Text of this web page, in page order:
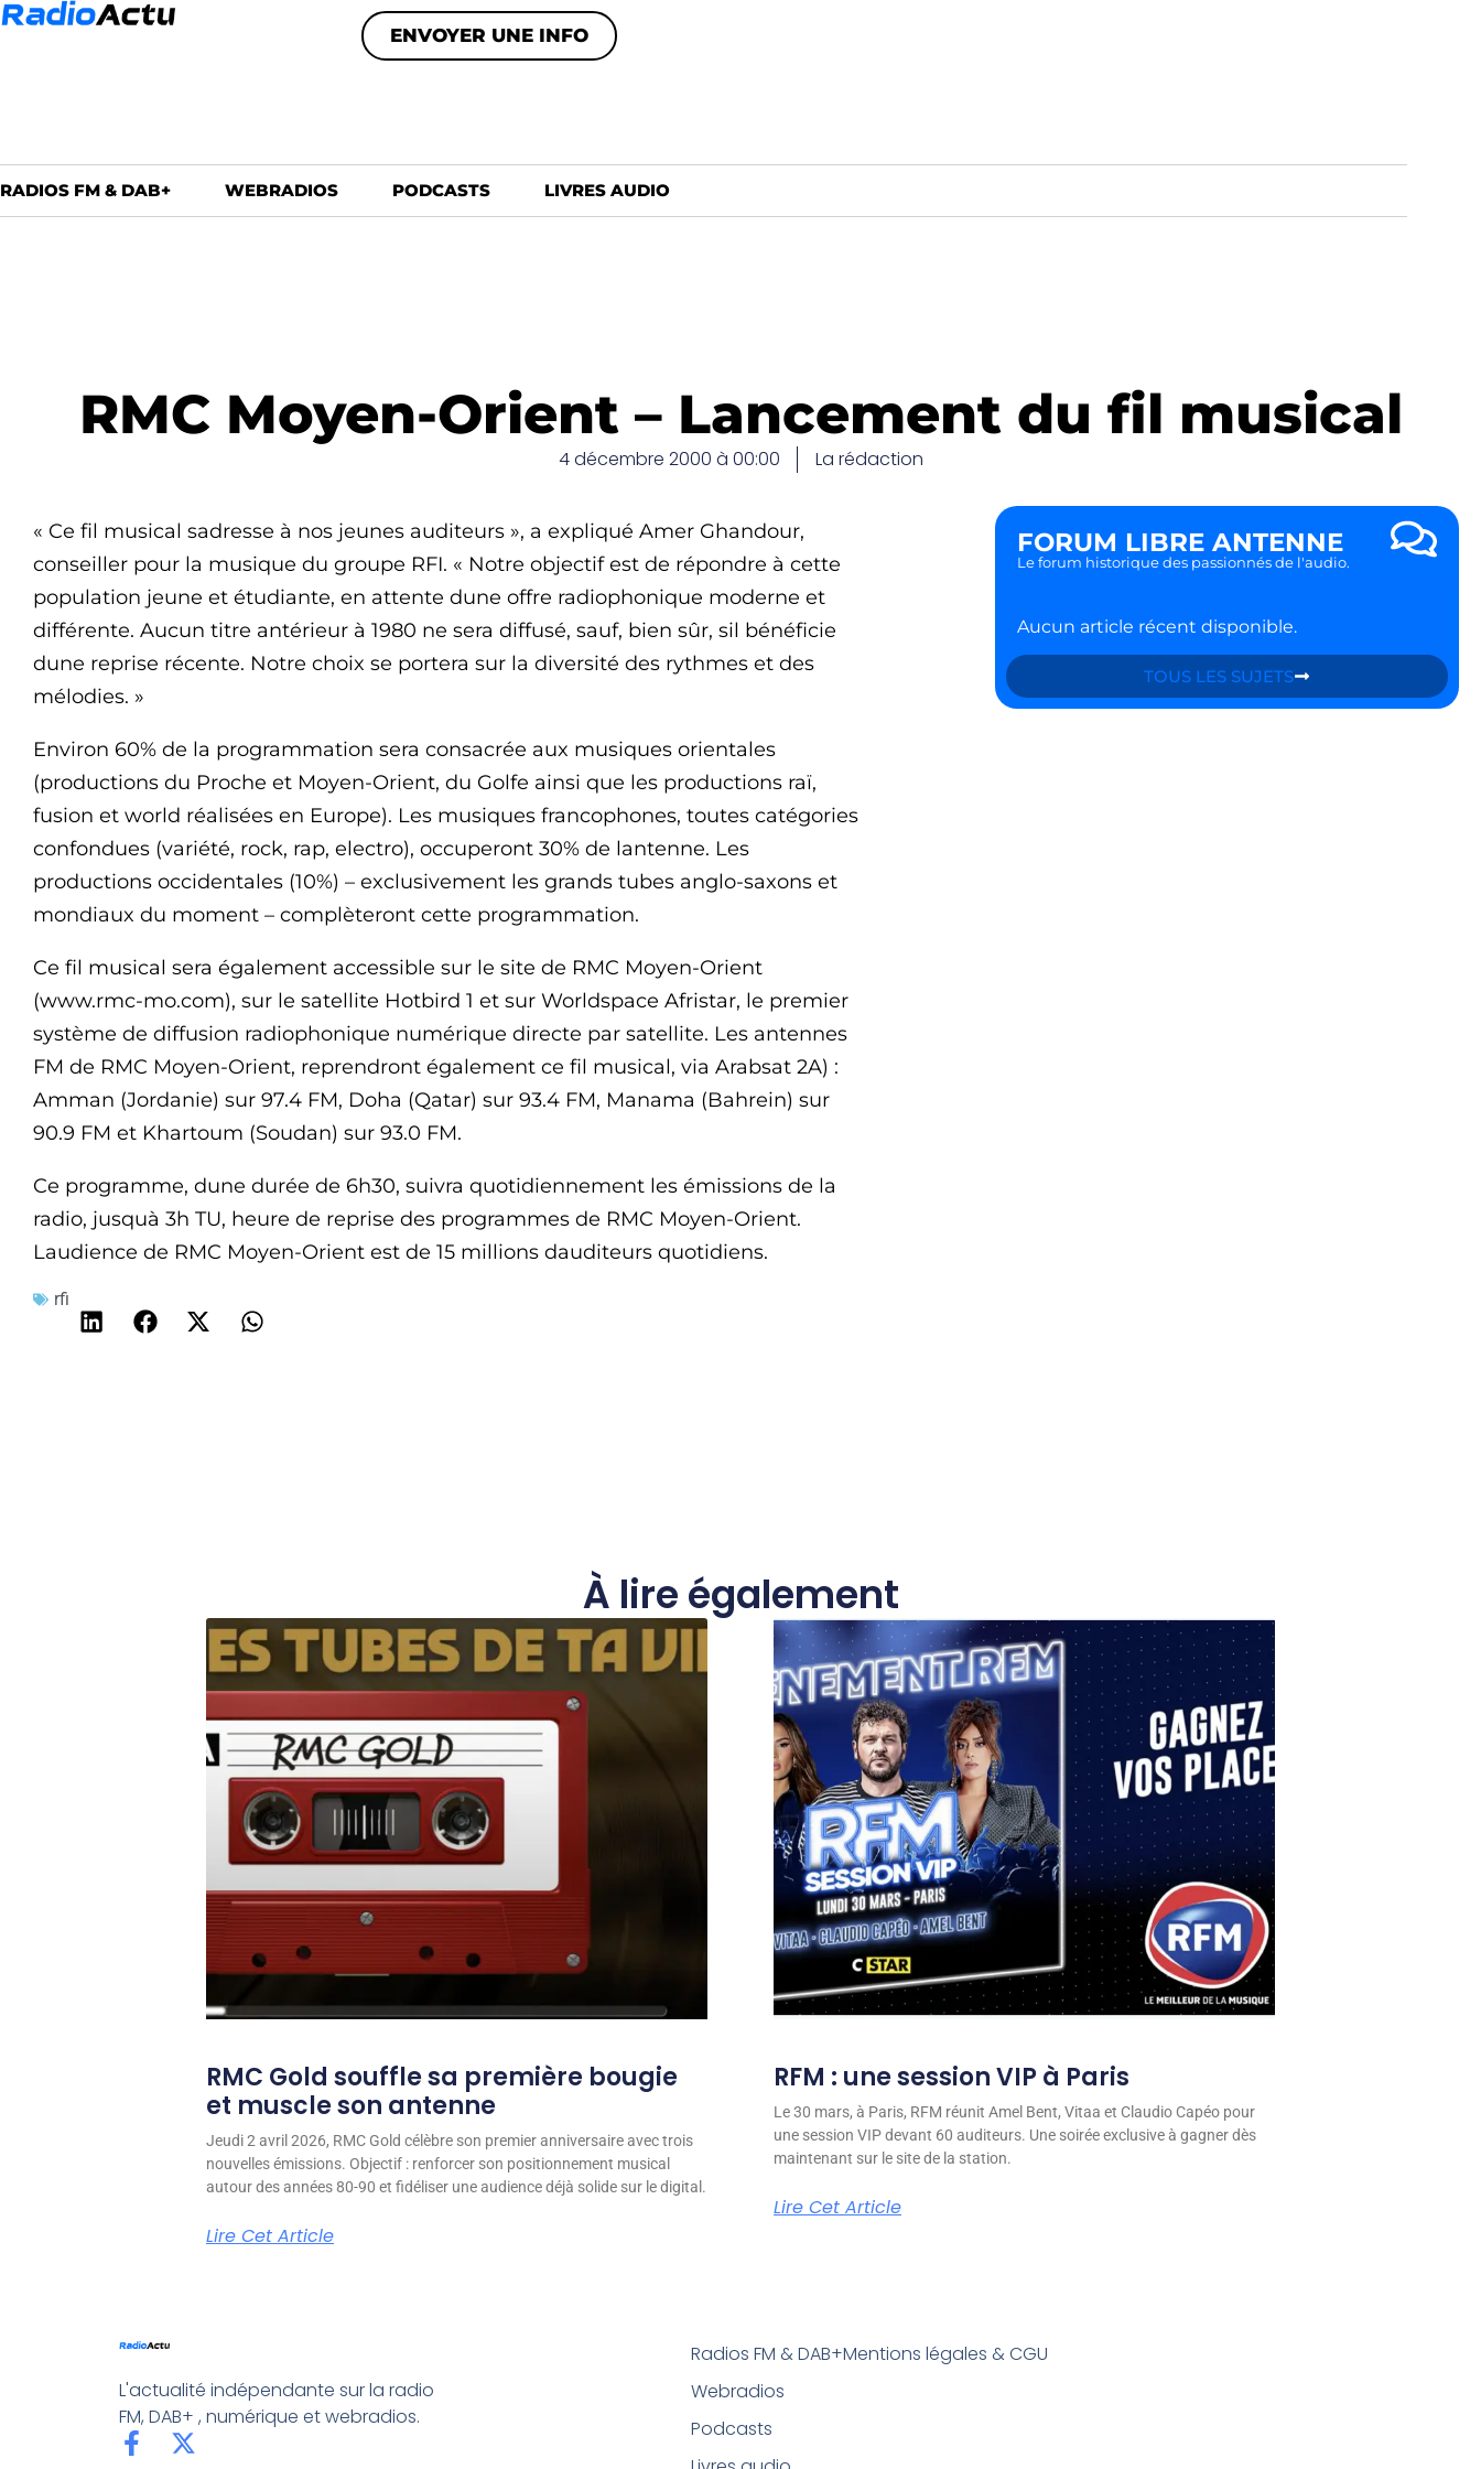
ENVOYER UNE INFO
RADIOS FM & DAB+ WEBRADIOS PODCASTS LIVRES AUDIO
RMC Moyen-Orient – Lancement du fil musical
4 décembre 2000 à 00:00 La rédaction
« Ce fil musical sadresse à nos jeunes auditeurs », a expliqué Amer Ghandour,
conseiller pour la musique du groupe RFI. « Notre objectif est de répondre à cette
population jeune et étudiante, en attente dune offre radiophonique moderne et
différente. Aucun titre antérieur à 1980 ne sera diffusé, sauf, bien sûr, sil bénéficie
dune reprise récente. Notre choix se portera sur la diversité des rythmes et des
mélodies. »
Environ 60% de la programmation sera consacrée aux musiques orientales
(productions du Proche et Moyen-Orient, du Golfe ainsi que les productions raï,
fusion et world réalisées en Europe). Les musiques francophones, toutes catégories
confondues (variété, rock, rap, electro), occuperont 30% de lantenne. Les
productions occidentales (10%) – exclusivement les grands tubes anglo-saxons et
mondiaux du moment – complèteront cette programmation.
Ce fil musical sera également accessible sur le site de RMC Moyen-Orient
(www.rmc-mo.com), sur le satellite Hotbird 1 et sur Worldspace Afristar, le premier
système de diffusion radiophonique numérique directe par satellite. Les antennes
FM de RMC Moyen-Orient, reprendront également ce fil musical, via Arabsat 2A) :
Amman (Jordanie) sur 97.4 FM, Doha (Qatar) sur 93.4 FM, Manama (Bahrein) sur
90.9 FM et Khartoum (Soudan) sur 93.0 FM.
Ce programme, dune durée de 6h30, suivra quotidiennement les émissions de la
radio, jusquà 3h TU, heure de reprise des programmes de RMC Moyen-Orient.
Laudience de RMC Moyen-Orient est de 15 millions dauditeurs quotidiens.
rfi
FORUM LIBRE ANTENNE
Le forum historique des passionnés de l'audio.
Aucun article récent disponible.
TOUS LES SUJETS
À lire également
RMC Gold souffle sa première bougie
et muscle son antenne
Jeudi 2 avril 2026, RMC Gold célèbre son premier anniversaire avec trois
nouvelles émissions. Objectif : renforcer son positionnement musical
autour des années 80-90 et fidéliser une audience déjà solide sur le digital.
Lire Cet Article
RFM : une session VIP à Paris
Le 30 mars, à Paris, RFM réunit Amel Bent, Vitaa et Claudio Capéo pour
une session VIP devant 60 auditeurs. Une soirée exclusive à gagner dès
maintenant sur le site de la station.
Lire Cet Article
L'actualité indépendante sur la radio
FM, DAB+ , numérique et webradios.
Radios FM & DAB+
Webradios
Podcasts
Mentions légales & CGU